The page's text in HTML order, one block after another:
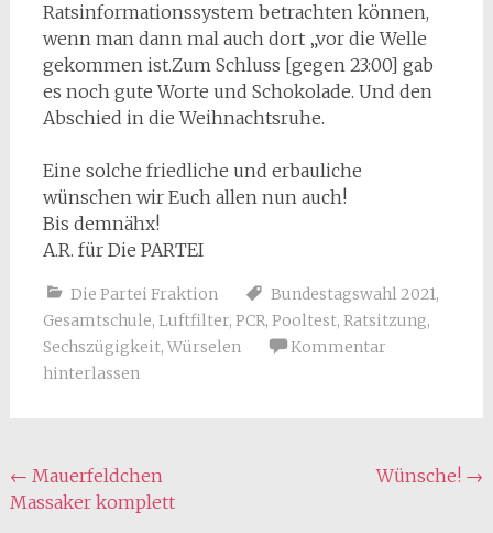
Ratsinformationssystem betrachten können,
wenn man dann mal auch dort „vor die Welle
gekommen ist.Zum Schluss [gegen 23:00] gab
es noch gute Worte und Schokolade. Und den
Abschied in die Weihnachtsruhe.
Eine solche friedliche und erbauliche
wünschen wir Euch allen nun auch!
Bis demnähx!
A.R. für Die PARTEI
Die Partei Fraktion Bundestagswahl 2021,
Gesamtschule, Luftfilter, PCR, Pooltest, Ratsitzung,
Sechszügigkeit, Würselen
Kommentar
hinterlassen
Beitragsnavigation
← Mauerfeldchen
Massaker komplett
Wünsche! →